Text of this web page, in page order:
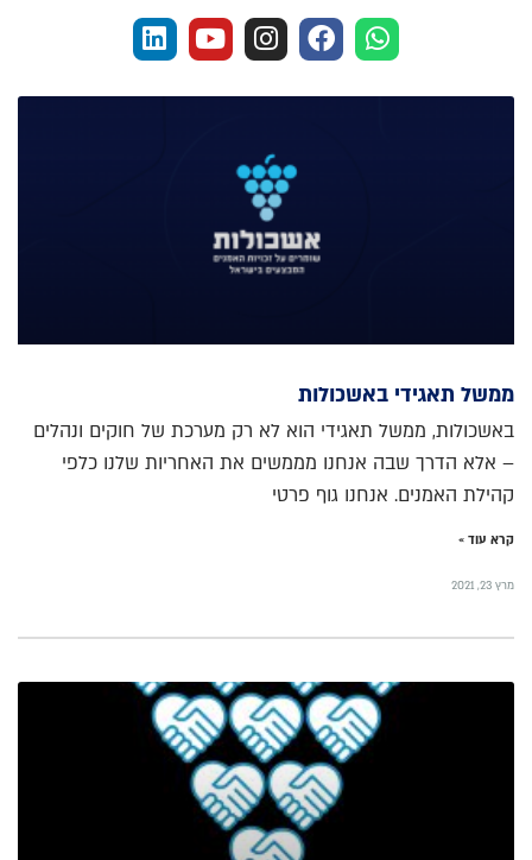
ממשל תאגידי באשכולות
באשכולות, ממשל תאגידי הוא לא רק מערכת של חוקים ונהלים
– אלא הדרך שבה אנחנו מממשים את האחריות שלנו כלפי
קהילת האמנים. אנחנו גוף פרטי
קרא עוד »
מרץ 23, 2021